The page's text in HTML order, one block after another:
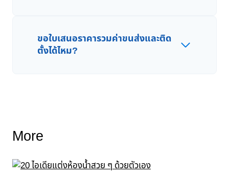
ขอใบเสนอราคารวมค่าขนส่งและติด
ตั้งได้ไหม?
More